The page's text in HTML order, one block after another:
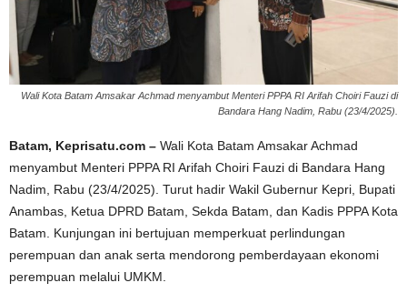
Wali Kota Batam Amsakar Achmad menyambut Menteri PPPA RI Arifah Choiri Fauzi di
Bandara Hang Nadim, Rabu (23/4/2025).
Batam, Keprisatu.com – Wali Kota Batam Amsakar Achmad
menyambut Menteri PPPA RI Arifah Choiri Fauzi di Bandara Hang
Nadim, Rabu (23/4/2025). Turut hadir Wakil Gubernur Kepri, Bupati
Anambas, Ketua DPRD Batam, Sekda Batam, dan Kadis PPPA Kota
Batam. Kunjungan ini bertujuan memperkuat perlindungan
perempuan dan anak serta mendorong pemberdayaan ekonomi
perempuan melalui UMKM.